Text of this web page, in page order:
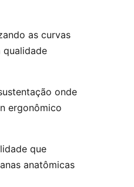
as curvas
qualidade
onde
ergonômico
que
anatômicas